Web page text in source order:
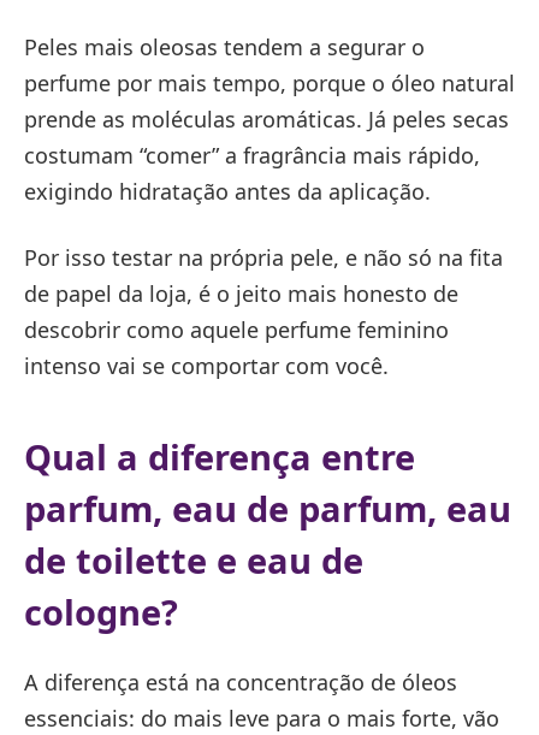
Peles mais oleosas tendem a segurar o
perfume por mais tempo, porque o óleo natural
prende as moléculas aromáticas. Já peles secas
costumam “comer” a fragrância mais rápido,
exigindo hidratação antes da aplicação.
Por isso testar na própria pele, e não só na fita
de papel da loja, é o jeito mais honesto de
descobrir como aquele perfume feminino
intenso vai se comportar com você.
Qual a diferença entre
parfum, eau de parfum, eau
de toilette e eau de
cologne?
A diferença está na concentração de óleos
essenciais: do mais leve para o mais forte, vão